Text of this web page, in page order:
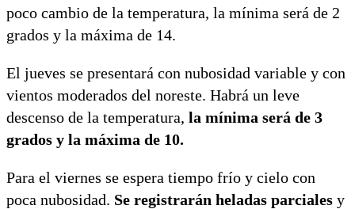
poco cambio de la temperatura, la mínima será de 2
grados y la máxima de 14.
El jueves se presentará con nubosidad variable y con
vientos moderados del noreste. Habrá un leve
descenso de la temperatura, la mínima será de 3
grados y la máxima de 10.
Para el viernes se espera tiempo frío y cielo con
poca nubosidad. Se registrarán heladas parciales y